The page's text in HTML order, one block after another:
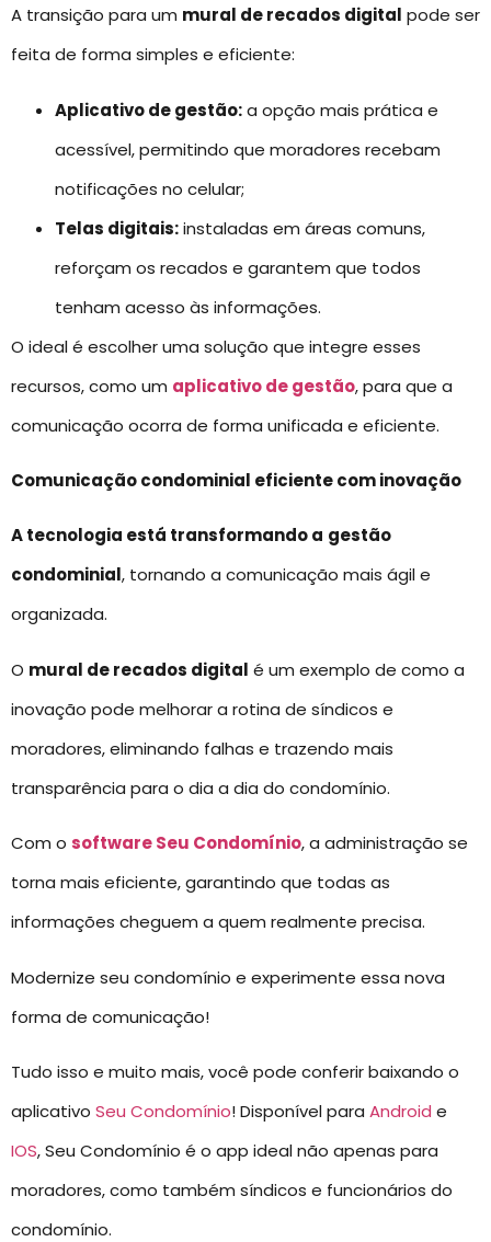
A transição para um mural de recados digital pode ser
feita de forma simples e eficiente:
Aplicativo de gestão:a opção mais prática e
acessível, permitindo que moradores recebam
notificações no celular;
Telas digitais:instaladas em áreas comuns,
reforçam os recados e garantem que todos
tenham acesso às informações.
O ideal é escolher uma solução que integre esses
recursos, como um aplicativo de gestão, para que a
comunicação ocorra de forma unificada e eficiente.
Comunicação condominial eficiente com inovação
A tecnologia está transformando a gestão
condominial, tornando a comunicação mais ágil e
organizada.
O mural de recados digital é um exemplo de como a
inovação pode melhorar a rotina de síndicos e
moradores, eliminando falhas e trazendo mais
transparência para o dia a dia do condomínio.
Com o software Seu Condomínio, a administração se
torna mais eficiente, garantindo que todas as
informações cheguem a quem realmente precisa.
Modernize seu condomínio e experimente essa nova
forma de comunicação!
Tudo isso e muito mais, você pode conferir baixando o
aplicativo Seu Condomínio! Disponível para Android e
IOS, Seu Condomínio é o app ideal não apenas para
moradores, como também síndicos e funcionários do
condomínio.